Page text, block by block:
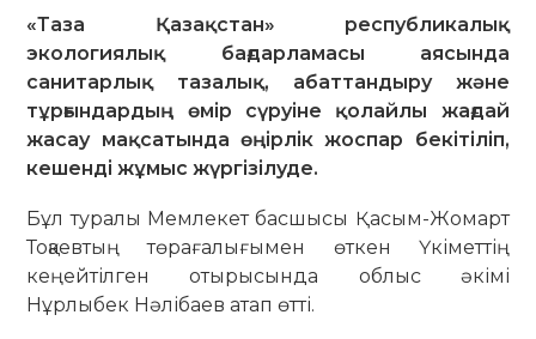
«Таза Қазақстан» республикалық
экологиялық бағдарламасы аясында
санитарлық тазалық, абаттандыру және
тұрғындардың өмір сүруіне қолайлы жағдай
жасау мақсатында өңірлік жоспар бекітіліп,
кешенді жұмыс жүргізілуде.
Бұл туралы Мемлекет басшысы Қасым-Жомарт
Тоқаевтың төрағалығымен өткен Үкіметтің
кеңейтілген отырысында облыс әкімі
Нұрлыбек Нәлібаев атап өтті.